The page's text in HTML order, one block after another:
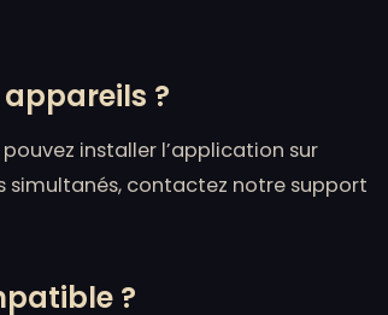
?
installer l’application sur
simultanés, contactez notre support
?